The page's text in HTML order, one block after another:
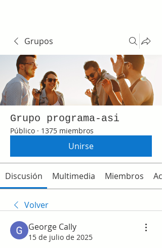
Grupos
Grupo programa-asi
Público · 1375 miembros
Unirse
Discusión Multimedia Miembros
Volver
George Cally
15 de julio de 2025